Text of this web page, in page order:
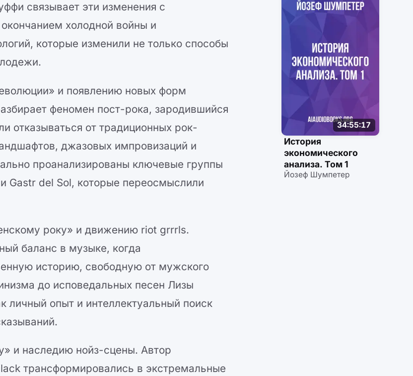
связывает эти изменения с
холодной войны и
которые изменили не только способы
и появлению новых форм
феномен пост-рока, зародившийся
отказываться от традиционных рок-
джазовых импровизаций и
проанализированы ключевые группы
Gastr del Sol, которые переосмыслили
року» и движению riot grrrls.
баланс в музыке, когда
историю, свободную от мужского
до исповедальных песен Лизы
опыт и интеллектуальный поиск
и наследию нойз-сцены. Автор
трансформировались в экстремальные
34:55:17
История
экономического
анализа. Том 1
Йозеф Шумпетер